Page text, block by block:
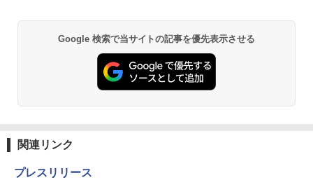
Google 検索で当サイトの記事を優先表示させる
関連リンク
プレスリリース